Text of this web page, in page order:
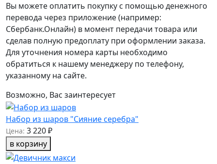
Вы можете оплатить покупку с помощью денежного
перевода через приложение (например:
Сбербанк.Онлайн) в момент передачи товара или
сделав полную предоплату при оформлении заказа.
Для уточнения номера карты необходимо
обратиться к нашему менеджеру по телефону,
указанному на сайте.
Возможно, Вас заинтересует
Набор из шаров "Сияние серебра"
Цена: 3 220 ₽
в корзину